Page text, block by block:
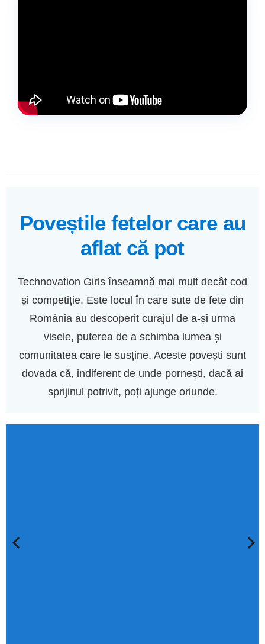
Poveștile fetelor care au
aflat că pot
Technovation Girls înseamnă mai mult decât cod
și competiție. Este locul în care sute de fete din
România au descoperit curajul de a-și urma
visele, puterea de a schimba lumea și
comunitatea care le susține. Aceste povești sunt
dovada că, indiferent de unde pornești, dacă ai
sprijinul potrivit, poți ajunge oriunde.